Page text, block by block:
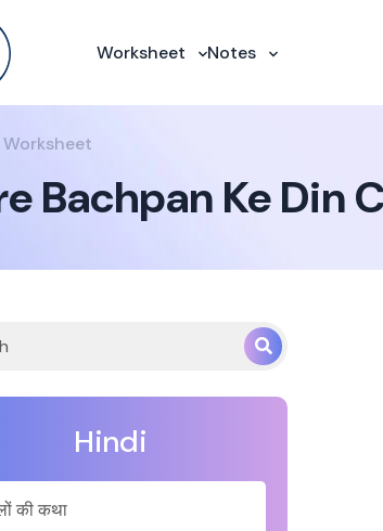
Worksheet Notes
Worksheet
Bachpan Ke Din
Hindi
की कथा